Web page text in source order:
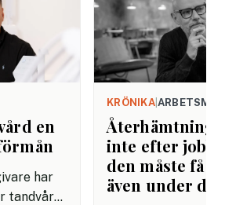
en
har
tandvård i
KRÖNIKA|
Återhämtning
inte efter
den måste få
även under